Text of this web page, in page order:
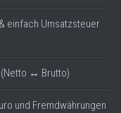
einfach Umsatzsteuer
↔ Brutto)
und Fremdwährungen